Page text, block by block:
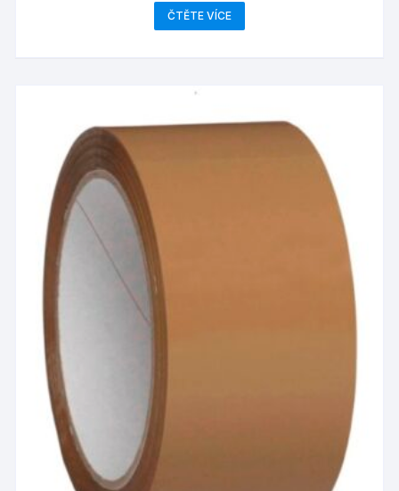
ČTĚTE VÍCE